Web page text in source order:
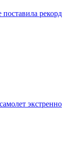
рекорд
экстренно